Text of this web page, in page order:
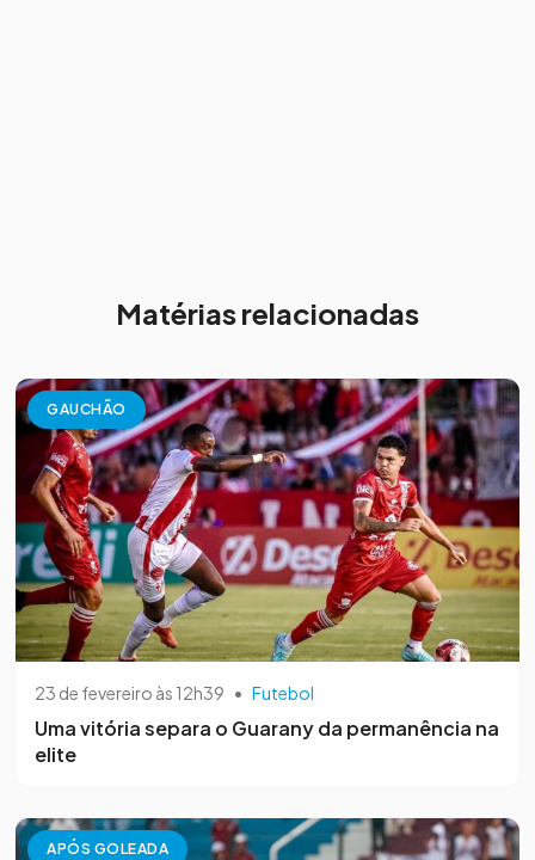
Matérias relacionadas
GAUCHÃO
23 de fevereiro às 12h39 • Futebol
Uma vitória separa o Guarany da permanência na
elite
APÓS GOLEADA